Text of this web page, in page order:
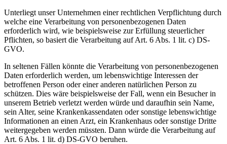
Unterliegt unser Unternehmen einer rechtlichen Verpflichtung durch
welche eine Verarbeitung von personenbezogenen Daten
erforderlich wird, wie beispielsweise zur Erfüllung steuerlicher
Pflichten, so basiert die Verarbeitung auf Art. 6 Abs. 1 lit. c) DS-
GVO.
In seltenen Fällen könnte die Verarbeitung von personenbezogenen
Daten erforderlich werden, um lebenswichtige Interessen der
betroffenen Person oder einer anderen natürlichen Person zu
schützen. Dies wäre beispielsweise der Fall, wenn ein Besucher in
unserem Betrieb verletzt werden würde und daraufhin sein Name,
sein Alter, seine Krankenkassendaten oder sonstige lebenswichtige
Informationen an einen Arzt, ein Krankenhaus oder sonstige Dritte
weitergegeben werden müssten. Dann würde die Verarbeitung auf
Art. 6 Abs. 1 lit. d) DS-GVO beruhen.